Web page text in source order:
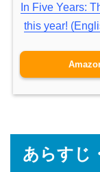
In Five Years:
this year!
あらすじ